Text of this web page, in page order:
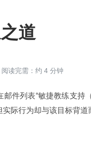
道
阅读完需：约 4 分钟
件列表“敏捷教练支持
际行为却与该目标背道